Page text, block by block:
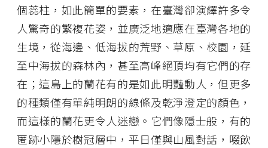
個蕊柱，如此簡單的要素，在臺灣卻演繹許多令
人驚奇的繁複花姿，並廣泛地適應在臺灣各地的
生境，從海邊、低海拔的荒野、草原、校園，延
至中海拔的森林內，甚至高峰絕頂均有它們的存
在；這島上的蘭花有的是如此明豔動人，但更多
的種類僅有單純明朗的線條及乾淨澄定的顏色，
而這樣的蘭花更令人迷戀。它們像隱士般，有的
匿跡小隱於樹冠層中，平日僅與山風對話，啜飲